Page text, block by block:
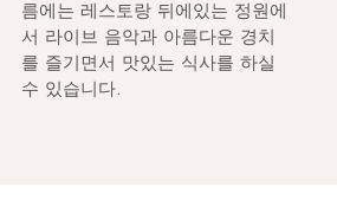
름에는 레스토랑 뒤에있는 정원에
서 라이브 음악과 아름다운 경치
를 즐기면서 맛있는 식사를 하실
수 있습니다.